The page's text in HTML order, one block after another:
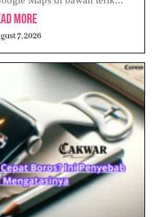
More
7, 2026